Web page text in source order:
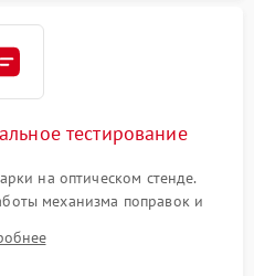
тестирование
на оптическом стенде.
механизма поправок и
прицела на ударном
к отдаче оружия и